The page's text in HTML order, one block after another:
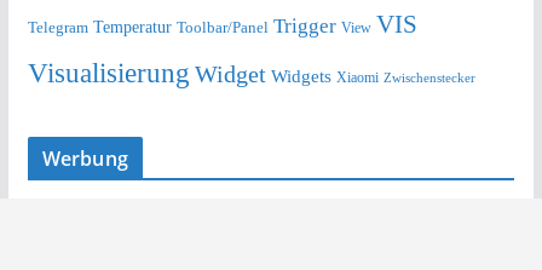
Telegram Temperatur Toolbar/Panel Trigger View VIS
Visualisierung Widget Widgets Xiaomi Zwischenstecker
Werbung